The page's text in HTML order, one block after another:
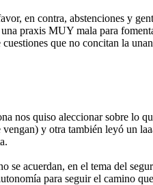
en contra, abstenciones y
una praxis MUY mala para
que no concitan la
nos quiso aleccionar sobre lo
vengan) y otra también leyó un
se acuerdan, en el tema del
para seguir el camino